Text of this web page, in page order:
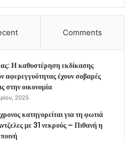
Comments
Η καθυστέρηση εκδίκασης
αφερεγγυότητας έχουν σοβαρές
στην οικονομία
2025
κατηγορείται για τη φωτιά
με 31 νεκρούς – Πιθανή η